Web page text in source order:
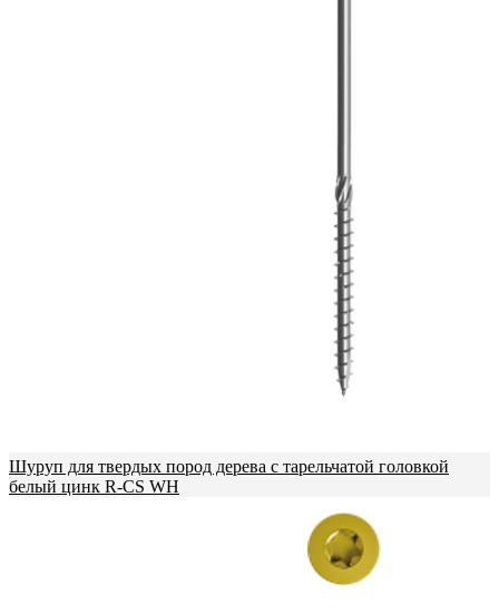
Шуруп для твердых пород дерева с тарельчатой головкой
белый цинк R-CS WH